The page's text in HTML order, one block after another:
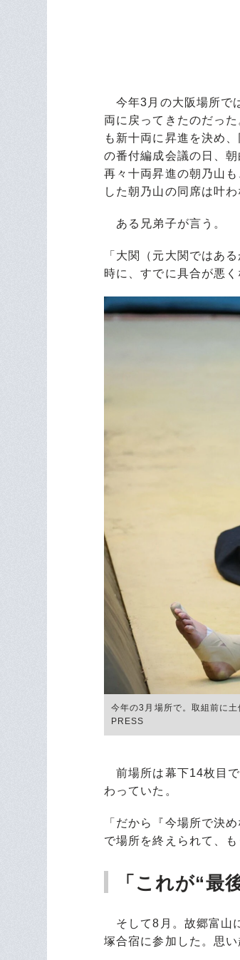
今年3月の大阪場所で
両に戻ってきたのだっ
も新十両に昇進を決め
の番付編成会議の日、
再々十両昇進の朝乃山
した朝乃山の同席は叶わ
ある兄弟子が言う。
「大関（元大関ではあ
時に、すでに具合が悪
今年の3月場所で。取組前に
PRESS
前場所は幕下14枚目で
わっていた。
「だから『今場所で決
で場所を終えられて、
「これが“最
そして8月。故郷富山
塚合宿に参加した。思